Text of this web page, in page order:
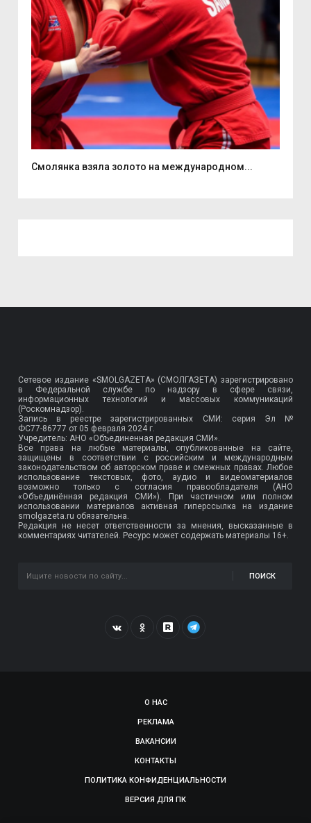
Смолянка взяла золото на международном...
Сетевое издание «SMOLGAZETA» (СМОЛГАЗЕТА) зарегистрировано
в Федеральной службе по надзору в сфере связи,
информационных технологий и массовых коммуникаций
(Роскомнадзор).
Запись в реестре зарегистрированных СМИ: серия Эл №
ФС77-86777 от 05 февраля 2024 г.
Учредитель: АНО «Объединенная редакция СМИ».
Все права на любые материалы, опубликованные на сайте,
защищены в соответствии с российским и международным
законодательством об авторском праве и смежных правах. Любое
использование текстовых, фото, аудио и видеоматериалов
возможно только с согласия правообладателя (АНО
«Объединённая редакция СМИ»). При частичном или полном
использовании материалов активная гиперссылка на издание
smolgazeta.ru обязательна.
Редакция не несет ответственности за мнения, высказанные в
комментариях читателей. Ресурс может содержать материалы 16+.
ПОИСК
О НАС
РЕКЛАМА
ВАКАНСИИ
КОНТАКТЫ
ПОЛИТИКА КОНФИДЕНЦИАЛЬНОСТИ
ВЕРСИЯ ДЛЯ ПК